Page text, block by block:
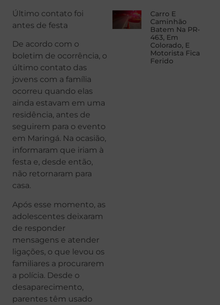
Último contato foi
antes de festa
De acordo com o
boletim de ocorrência, o
último contato das
jovens com a família
ocorreu quando elas
ainda estavam em uma
residência, antes de
seguirem para o evento
em Maringá. Na ocasião,
informaram que iriam à
festa e, desde então,
não retornaram para
casa.
Após esse momento, as
adolescentes deixaram
de responder
mensagens e atender
ligações, o que levou os
familiares a procurarem
a polícia. Desde o
desaparecimento,
parentes têm usado
Carro E
Caminhão
Batem Na PR-
463, Em
Colorado, E
Motorista Fica
Ferido